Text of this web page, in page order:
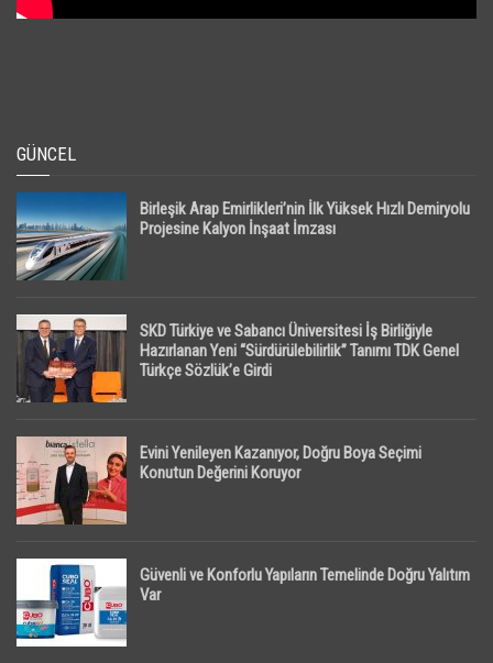
GÜNCEL
Birleşik Arap Emirlikleri’nin İlk Yüksek Hızlı Demiryolu
Projesine Kalyon İnşaat İmzası
SKD Türkiye ve Sabancı Üniversitesi İş Birliğiyle
Hazırlanan Yeni “Sürdürülebilirlik” Tanımı TDK Genel
Türkçe Sözlük’e Girdi
Evini Yenileyen Kazanıyor, Doğru Boya Seçimi
Konutun Değerini Koruyor
Güvenli ve Konforlu Yapıların Temelinde Doğru Yalıtım
Var